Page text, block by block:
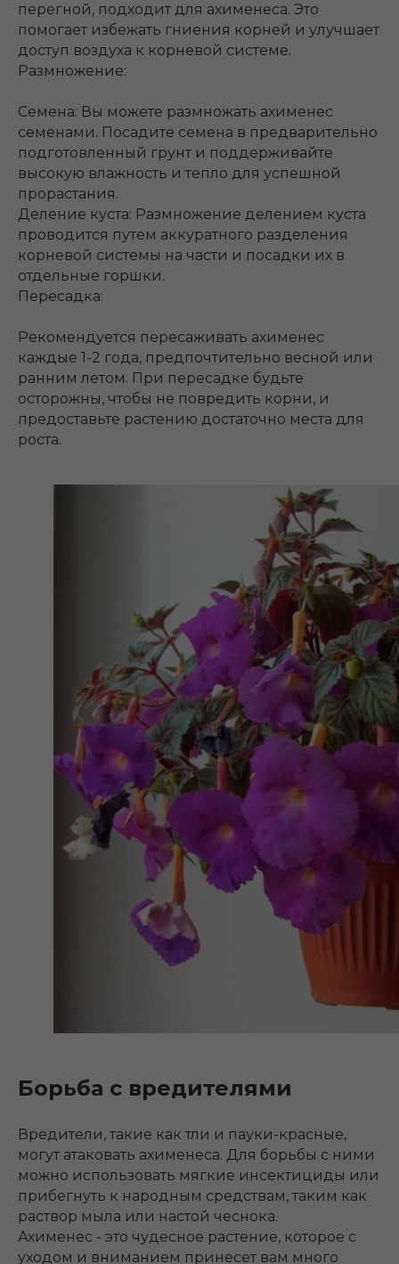
перегной, подходит для ахименеса. Это
помогает избежать гниения корней и улучшает
доступ воздуха к корневой системе.
Размножение:
Семена: Вы можете размножать ахименес
семенами. Посадите семена в предварительно
подготовленный грунт и поддерживайте
высокую влажность и тепло для успешной
прорастания.
Деление куста: Размножение делением куста
проводится путем аккуратного разделения
корневой системы на части и посадки их в
отдельные горшки.
Пересадка:
Рекомендуется пересаживать ахименес
каждые 1-2 года, предпочтительно весной или
ранним летом. При пересадке будьте
осторожны, чтобы не повредить корни, и
предоставьте растению достаточно места для
роста.
Борьба с вредителями
Вредители, такие как тли и пауки-красные,
могут атаковать ахименеса. Для борьбы с ними
можно использовать мягкие инсектициды или
прибегнуть к народным средствам, таким как
раствор мыла или настой чеснока.
Ахименес - это чудесное растение, которое с
уходом и вниманием принесет вам много